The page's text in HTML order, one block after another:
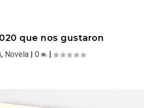
que nos gustaron
, Novela| 0 |